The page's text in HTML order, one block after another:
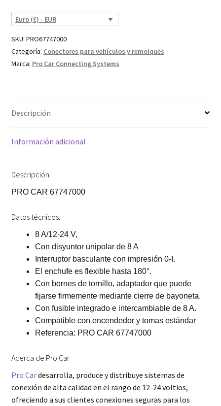
Euro (€) - EUR
SKU: PRO67747000
Categoría: Conectores para vehículos y remolques
Marca: Pro Car Connecting Systems
Descripción
Información adicional
Descripción
PRO CAR 67747000
Datos técnicos:
8 A/12-24 V,
Con disyuntor unipolar de 8 A
Interruptor basculante con impresión 0-I.
El enchufe es flexible hasta 180°.
Con bornes de tornillo, adaptador que puede
fijarse firmemente mediante cierre de bayoneta.
Con fusible integrado e intercambiable de 8 A.
Compatible con encendedor y tomas estándar
Referencia: PRO CAR 67747000
Acerca de Pro Car
Pro Cardesarrolla, produce y distribuye sistemas de
conexión de alta calidad en el rango de 12-24 voltios,
ofreciendo a sus clientes conexiones seguras para los